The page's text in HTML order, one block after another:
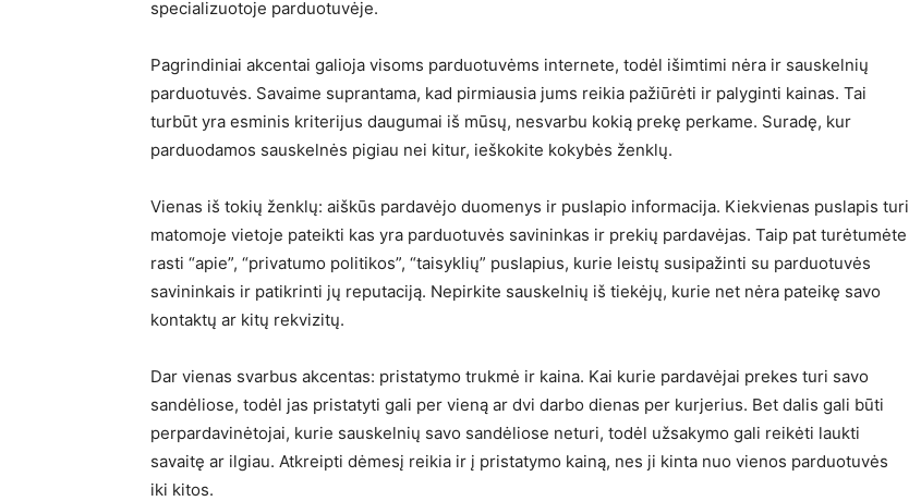
specializuotoje parduotuvėje.
Pagrindiniai akcentai galioja visoms parduotuvėms internete, todėl išimtimi nėra ir sauskelnių
parduotuvės. Savaime suprantama, kad pirmiausia jums reikia pažiūrėti ir palyginti kainas. Tai
turbūt yra esminis kriterijus daugumai iš mūsų, nesvarbu kokią prekę perkame. Suradę, kur
parduodamos sauskelnės pigiau nei kitur, ieškokite kokybės ženklų.
Vienas iš tokių ženklų: aiškūs pardavėjo duomenys ir puslapio informacija. Kiekvienas puslapis turi
matomoje vietoje pateikti kas yra parduotuvės savininkas ir prekių pardavėjas. Taip pat turėtumėte
rasti “apie”, “privatumo politikos”, “taisyklių” puslapius, kurie leistų susipažinti su parduotuvės
savininkais ir patikrinti jų reputaciją. Nepirkite sauskelnių iš tiekėjų, kurie net nėra pateikę savo
kontaktų ar kitų rekvizitų.
Dar vienas svarbus akcentas: pristatymo trukmė ir kaina. Kai kurie pardavėjai prekes turi savo
sandėliose, todėl jas pristatyti gali per vieną ar dvi darbo dienas per kurjerius. Bet dalis gali būti
perpardavinėtojai, kurie sauskelnių savo sandėliose neturi, todėl užsakymo gali reikėti laukti
savaitę ar ilgiau. Atkreipti dėmesį reikia ir į pristatymo kainą, nes ji kinta nuo vienos parduotuvės
iki kitos.